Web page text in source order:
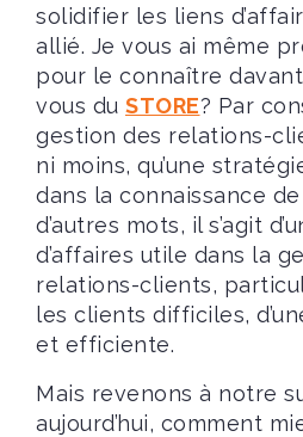
solidifier les liens
allié. Je vous ai même
pour le connaître
vous du STORE? Par
gestion des relations-
ni moins, qu’une
dans la connaissance
d’autres mots, il s’agit
d’affaires utile dans la
relations-clients,
les clients difficiles,
et efficiente.
Mais revenons à notre
aujourd’hui, comment